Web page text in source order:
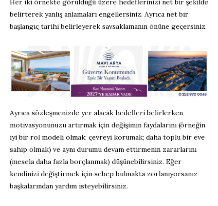
Her iki örnekte görüldüğü üzere hedeflerinizi net bir şekilde
belirterek yanlış anlamaları engellersiniz. Ayrıca net bir
başlangıç tarihi belirleyerek savsaklamanın önüne geçersiniz.
Ayrıca sözleşmenizde yer alacak hedefleri belirlerken
motivasyonunuzu artırmak için değişimin faydalarını (örneğin
iyi bir rol modeli olmak; çevreyi korumak; daha toplu bir eve
sahip olmak) ve aynı durumu devam ettirmenin zararlarını
(mesela daha fazla borçlanmak) düşünebilirsiniz. Eğer
kendinizi değiştirmek için sebep bulmakta zorlanıyorsanız
başkalarından yardım isteyebilirsiniz.